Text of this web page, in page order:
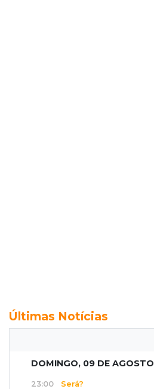
Últimas Notícias
DOMINGO, 09 DE AGOSTO
23:00 Será?